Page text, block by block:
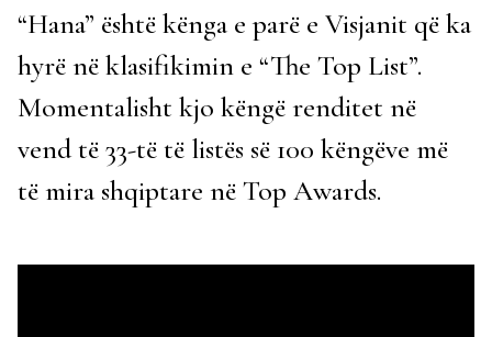
“Hana” është kënga e parë e Visjanit që ka
hyrë në klasifikimin e “The Top List”.
Momentalisht kjo këngë renditet në
vend të 33-të të listës së 100 këngëve më
të mira shqiptare në Top Awards.